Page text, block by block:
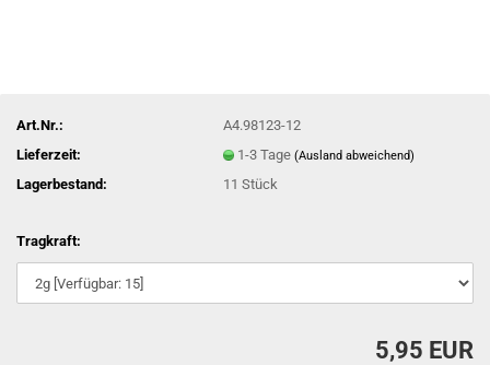
Art.Nr.:
A4.98123-12
Lieferzeit:
1-3 Tage(Ausland abweichend)
Lagerbestand: 11Stück
Tragkraft:
5,95 EUR